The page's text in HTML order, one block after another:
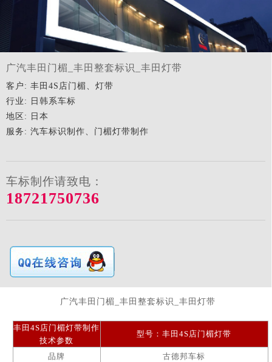
广汽丰田门楣_丰田整套标识_丰田灯带
客户: 丰田4S店门楣、灯带
行业: 日韩系车标
地区: 日本
服务: 汽车标识制作、门楣灯带制作
车标制作请致电：
18721750736
广汽丰田门楣_丰田整套标识_丰田灯带
丰田4S店门楣灯带制作
技术参数
型号：丰田4S店门楣灯带
品牌
古德邦车标